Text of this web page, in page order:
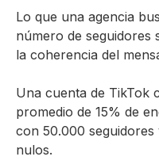
Lo que una agencia
número de seguidores
la coherencia del
Una cuenta de TikTok
promedio de 15% de
con 50.000
nulos.